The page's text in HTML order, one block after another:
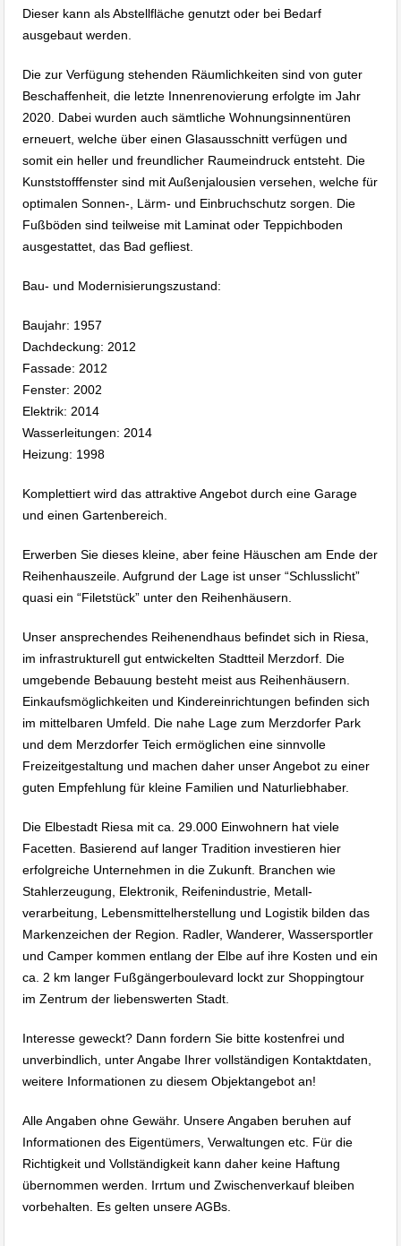
Dieser kann als Abstellfläche genutzt oder bei Bedarf
ausgebaut werden.
Die zur Verfügung stehenden Räumlichkeiten sind von guter
Beschaffenheit, die letzte Innenrenovierung erfolgte im Jahr
2020. Dabei wurden auch sämtliche Wohnungsinnentüren
erneuert, welche über einen Glasausschnitt verfügen und
somit ein heller und freundlicher Raumeindruck entsteht. Die
Kunststofffenster sind mit Außenjalousien versehen, welche für
optimalen Sonnen-, Lärm- und Einbruchschutz sorgen. Die
Fußböden sind teilweise mit Laminat oder Teppichboden
ausgestattet, das Bad gefliest.
Bau- und Modernisierungszustand:
Baujahr: 1957
Dachdeckung: 2012
Fassade: 2012
Fenster: 2002
Elektrik: 2014
Wasserleitungen: 2014
Heizung: 1998
Komplettiert wird das attraktive Angebot durch eine Garage
und einen Gartenbereich.
Erwerben Sie dieses kleine, aber feine Häuschen am Ende der
Reihenhauszeile. Aufgrund der Lage ist unser “Schlusslicht”
quasi ein “Filetstück” unter den Reihenhäusern.
Unser ansprechendes Reihenendhaus befindet sich in Riesa,
im infrastrukturell gut entwickelten Stadtteil Merzdorf. Die
umgebende Bebauung besteht meist aus Reihenhäusern.
Einkaufsmöglichkeiten und Kindereinrichtungen befinden sich
im mittelbaren Umfeld. Die nahe Lage zum Merzdorfer Park
und dem Merzdorfer Teich ermöglichen eine sinnvolle
Freizeitgestaltung und machen daher unser Angebot zu einer
guten Empfehlung für kleine Familien und Naturliebhaber.
Die Elbestadt Riesa mit ca. 29.000 Einwohnern hat viele
Facetten. Basierend auf langer Tradition investieren hier
erfolgreiche Unternehmen in die Zukunft. Branchen wie
Stahlerzeugung, Elektronik, Reifenindustrie, Metall-
verarbeitung, Lebensmittelherstellung und Logistik bilden das
Markenzeichen der Region. Radler, Wanderer, Wassersportler
und Camper kommen entlang der Elbe auf ihre Kosten und ein
ca. 2 km langer Fußgängerboulevard lockt zur Shoppingtour
im Zentrum der liebenswerten Stadt.
Interesse geweckt? Dann fordern Sie bitte kostenfrei und
unverbindlich, unter Angabe Ihrer vollständigen Kontaktdaten,
weitere Informationen zu diesem Objektangebot an!
Alle Angaben ohne Gewähr. Unsere Angaben beruhen auf
Informationen des Eigentümers, Verwaltungen etc. Für die
Richtigkeit und Vollständigkeit kann daher keine Haftung
übernommen werden. Irrtum und Zwischenverkauf bleiben
vorbehalten. Es gelten unsere AGBs.